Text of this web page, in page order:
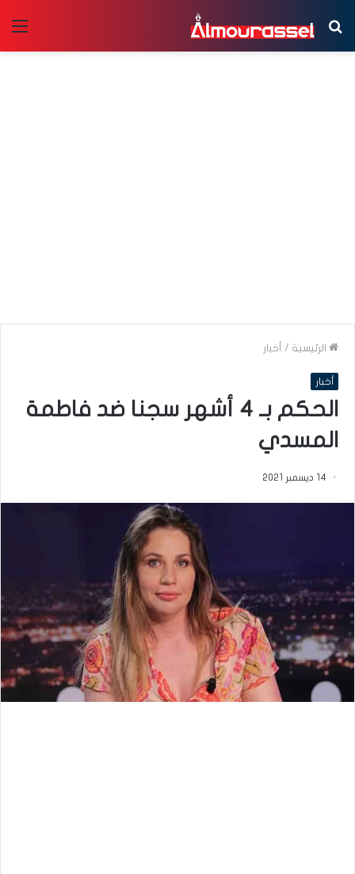
بحث
عن
الرئيسية / أخبار
أخبار
الحكم بـ 4 أشهر سجنا ضد فاطمة
المسدي
14 ديسمبر 2021